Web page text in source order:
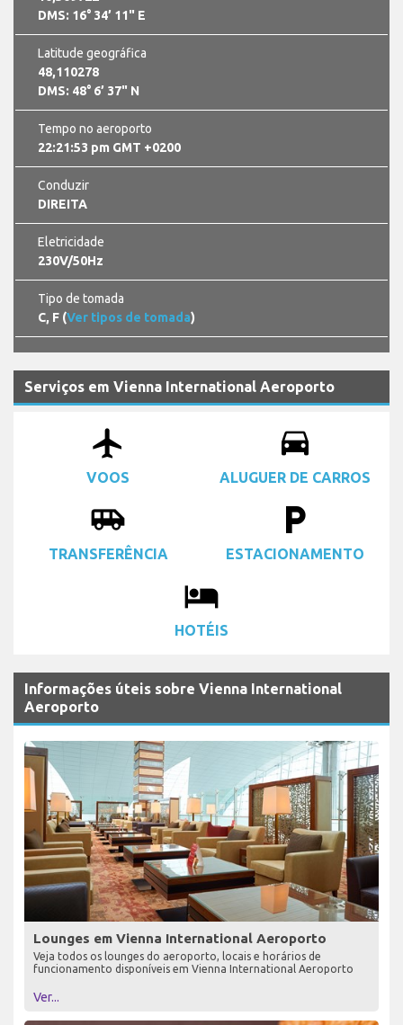
DMS: 16° 34’ 11" E
Latitude geográfica
48,110278
DMS: 48° 6’ 37" N
Tempo no aeroporto
22:21:53 pm GMT +0200
Conduzir
DIREITA
Eletricidade
230V/50Hz
Tipo de tomada
C, F (Ver tipos de tomada)
Serviços em Vienna International Aeroporto
airplanemode_active
VOOS
drive_eta
ALUGUER DE CARROS
airport_shuttle
TRANSFERÊNCIA
local_parking
ESTACIONAMENTO
local_hotel
HOTÉIS
Informações úteis sobre Vienna International
Aeroporto
Lounges em Vienna International Aeroporto
Veja todos os lounges do aeroporto, locais e horários de
funcionamento disponíveis em Vienna International Aeroporto
Ver...